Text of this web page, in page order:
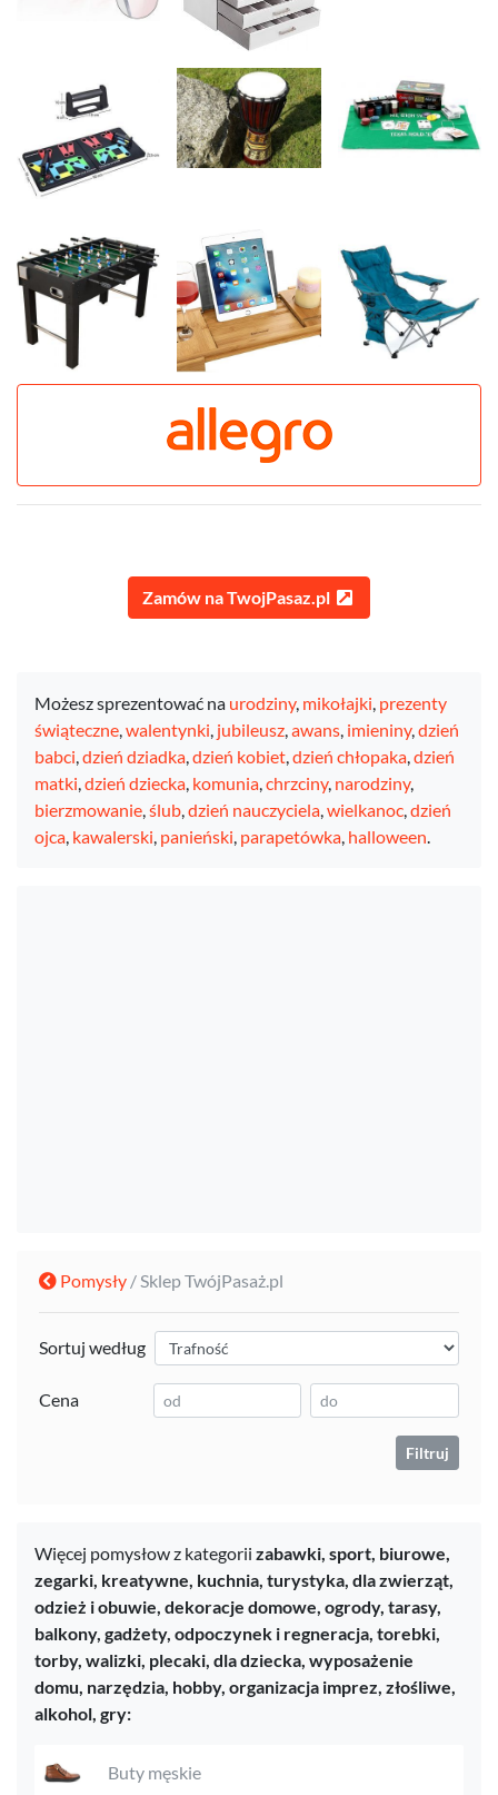
Zamów na TwojPasaz.pl
Możesz sprezentować na urodziny, mikołajki, prezenty
świąteczne,walentynki, jubileusz,awans, imieniny,dzień
babci,dzień dziadka,dzień kobiet,dzień chłopaka,dzień
matki,dzień dziecka, komunia,chrzciny, narodziny,
bierzmowanie,ślub,dzień nauczyciela,wielkanoc,dzień
ojca, kawalerski, panieński, parapetówka, halloween.
Pomysły / Sklep TwójPasaż.pl
Sortuj według
Cena
Filtruj
Więcej pomysłow z kategorii zabawki, sport, biurowe,
zegarki, kreatywne, kuchnia, turystyka, dla zwierząt,
odzież i obuwie, dekoracje domowe, ogrody, tarasy,
balkony, gadżety, odpoczynek i regneracja, torebki,
torby, walizki, plecaki, dla dziecka, wyposażenie
domu, narzędzia, hobby, organizacja imprez, złośliwe,
alkohol, gry:
Buty męskie